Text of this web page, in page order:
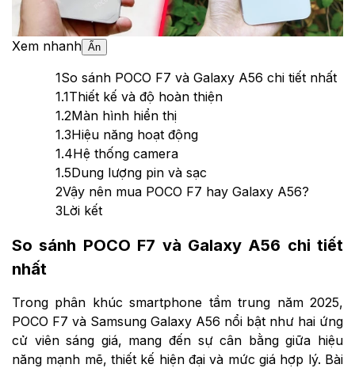
Xem nhanh Ẩn
1So sánh POCO F7 và Galaxy A56 chi tiết nhất
1.1Thiết kế và độ hoàn thiện
1.2Màn hình hiển thị
1.3Hiệu năng hoạt động
1.4Hệ thống camera
1.5Dung lượng pin và sạc
2Vậy nên mua POCO F7 hay Galaxy A56?
3Lời kết
So sánh POCO F7 và Galaxy A56 chi tiết
nhất
Trong phân khúc smartphone tầm trung năm 2025,
POCO F7 và Samsung Galaxy A56 nổi bật như hai ứng
cử viên sáng giá, mang đến sự cân bằng giữa hiệu
năng mạnh mẽ, thiết kế hiện đại và mức giá hợp lý. Bài